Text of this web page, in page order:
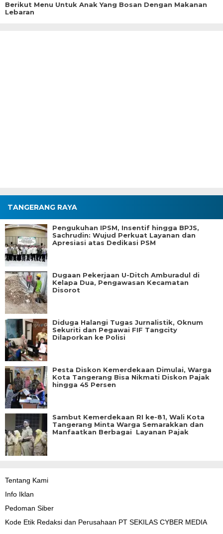
Berikut Menu Untuk Anak Yang Bosan Dengan Makanan
Lebaran
TANGERANG RAYA
Pengukuhan IPSM, Insentif hingga BPJS,
Sachrudin: Wujud Perkuat Layanan dan
Apresiasi atas Dedikasi PSM
Dugaan Pekerjaan U-Ditch Amburadul di
Kelapa Dua, Pengawasan Kecamatan
Disorot
Diduga Halangi Tugas Jurnalistik, Oknum
Sekuriti dan Pegawai FIF Tangcity
Dilaporkan ke Polisi
Pesta Diskon Kemerdekaan Dimulai, Warga
Kota Tangerang Bisa Nikmati Diskon Pajak
hingga 45 Persen
Sambut Kemerdekaan RI ke-81, Wali Kota
Tangerang Minta Warga Semarakkan dan
Manfaatkan Berbagai Layanan Pajak
Tentang Kami
Info Iklan
Pedoman Siber
Kode Etik Redaksi dan Perusahaan PT SEKILAS CYBER MEDIA